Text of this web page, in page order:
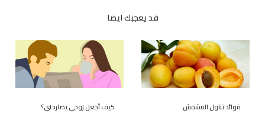
قد يعجبك ايضا
فوائد تناول المشمش كيف أجعل زوجي يصارحني؟